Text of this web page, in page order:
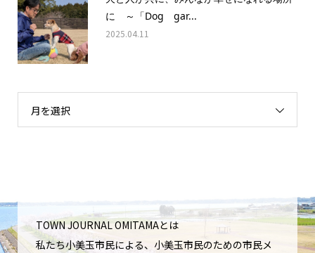
に ～「Dog gar...
2025.04.11
月を選択
TOWN JOURNAL OMITAMAとは
私たち小美玉市民による、小美玉市民のための市民メ